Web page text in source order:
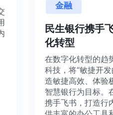
交
用
内
金融
民生银行携
化转型
在数字化转型
科技，将“敏捷
造敏捷高效、
智慧银行为目
携手飞书，打